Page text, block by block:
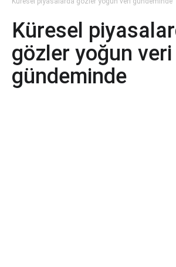
Küresel
gözler yoğun veri
gündeminde